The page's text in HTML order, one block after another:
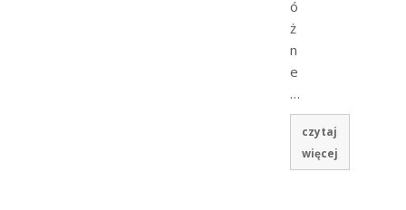
ó
ż
n
e
…
czytaj
więcej